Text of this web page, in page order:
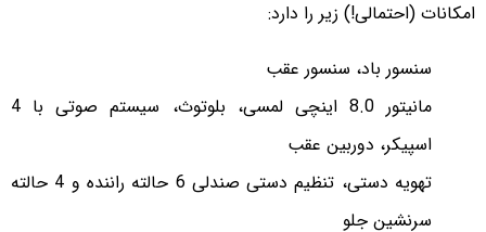
امکانات (احتمالی!) زیر را دارد:
سنسور باد، سنسور عقب
مانیتور 8.0 اینچی لمسی، بلوتوث، سیستم صوتی با 4
اسپیکر، دوربین عقب
تهویه دستی، تنظیم دستی صندلی 6 حالته راننده و 4 حالته
سرنشین جلو